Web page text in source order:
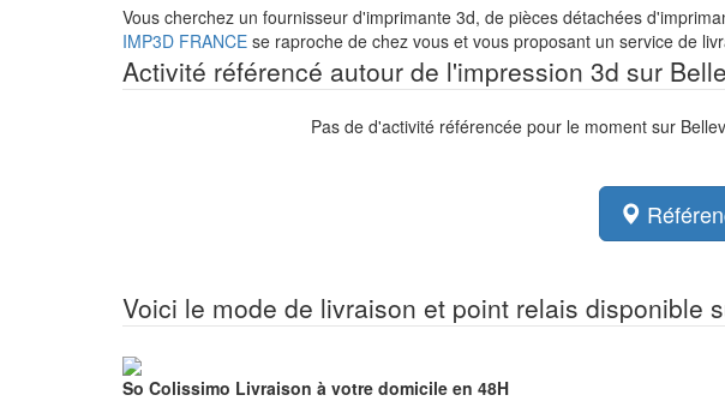
Vous cherchez un fournisseur d'imprimante 3d, de pièces détachées
IMP3D FRANCE se raproche de chez vous et vous proposant un service de
Activité référencé autour de l'impression 3d sur
Pas de d'activité référencée pour le moment sur
Voici le mode de livraison et point relais disponible
So Colissimo Livraison à votre domicile en 48H